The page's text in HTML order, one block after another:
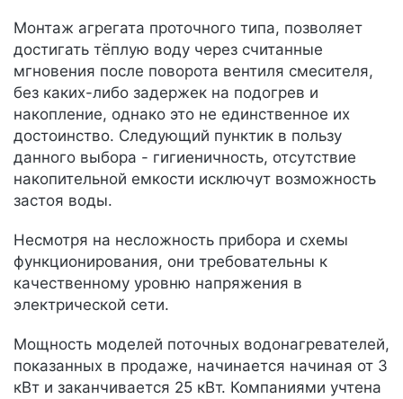
Монтаж агрегата проточного типа, позволяет
достигать тёплую воду через считанные
мгновения после поворота вентиля смесителя,
без каких-либо задержек на подогрев и
накопление, однако это не единственное их
достоинство. Следующий пунктик в пользу
данного выбора - гигиеничность, отсутствие
накопительной емкости исключут возможность
застоя воды.
Несмотря на несложность прибора и схемы
функционирования, они требовательны к
качественному уровню напряжения в
электрической сети.
Мощность моделей поточных водонагревателей,
показанных в продаже, начинается начиная от 3
кВт и заканчивается 25 кВт. Компаниями учтена